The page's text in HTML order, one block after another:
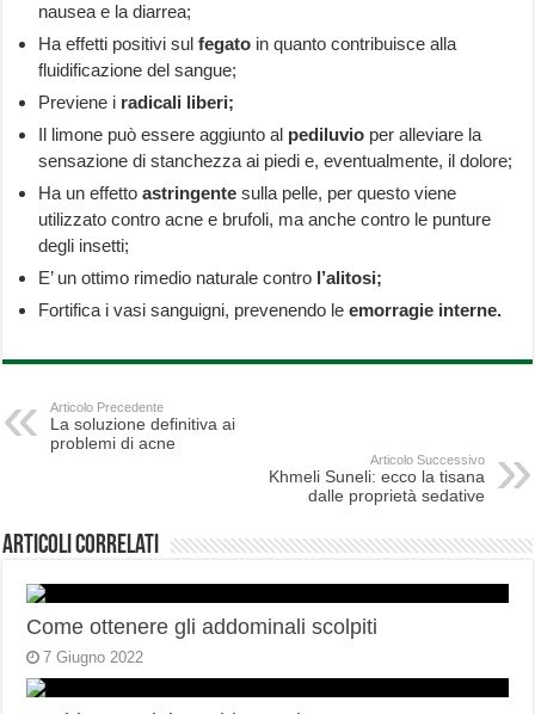
nausea e la diarrea;
Ha effetti positivi sulfegato in quanto contribuisce alla
fluidificazione del sangue;
Previene i radicali liberi;
Il limone può essere aggiunto al pediluvio per alleviare la
sensazione di stanchezza ai piedi e, eventualmente, il dolore;
Ha un effettoastringente sulla pelle, per questo viene
utilizzato contro acne e brufoli, ma anche contro le punture
degli insetti;
E’ un ottimo rimedio naturale contro l’alitosi;
Fortifica i vasi sanguigni, prevenendo leemorragie interne.
Articolo Precedente
La soluzione definitiva ai
problemi di acne
Articolo Successivo
Khmeli Suneli: ecco la tisana
dalle proprietà sedative
Articoli correlati
Come ottenere gli addominali scolpiti
7 Giugno 2022